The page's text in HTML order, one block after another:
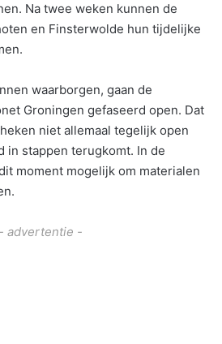
Na twee weken kunnen de
en Finsterwolde hun tijdelijke
waarborgen, gaan de
Groningen gefaseerd open. Dat
niet allemaal tegelijk open
in stappen terugkomt. In de
moment mogelijk om materialen
- advertentie -